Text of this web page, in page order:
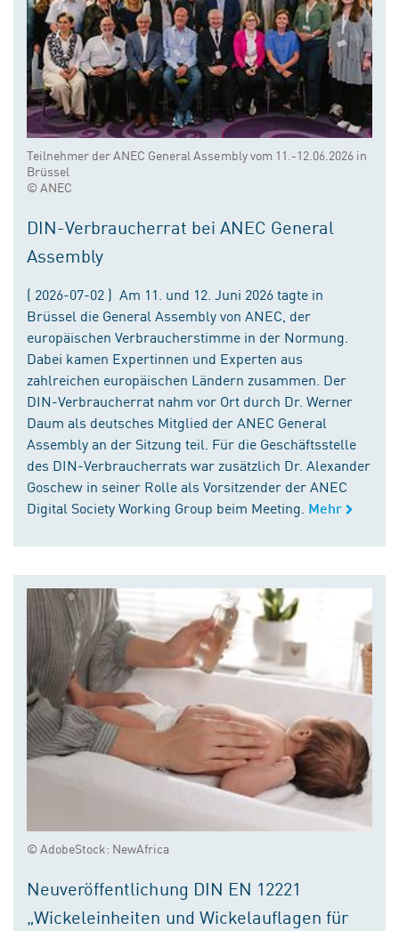
Teilnehmer der ANEC General Assembly vom 11.-12.06.2026 in
Brüssel
© ANEC
DIN-Verbraucherrat bei ANEC General
Assembly
( 2026-07-02 ) Am 11. und 12. Juni 2026 tagte in
Brüssel die General Assembly von ANEC, der
europäischen Verbraucherstimme in der Normung.
Dabei kamen Expertinnen und Experten aus
zahlreichen europäischen Ländern zusammen. Der
DIN-Verbraucherrat nahm vor Ort durch Dr. Werner
Daum als deutsches Mitglied der ANEC General
Assembly an der Sitzung teil. Für die Geschäftsstelle
des DIN-Verbraucherrats war zusätzlich Dr. Alexander
Goschew in seiner Rolle als Vorsitzender der ANEC
Digital Society Working Group beim Meeting. Mehr
© AdobeStock: NewAfrica
Neuveröffentlichung DIN EN 12221
„Wickeleinheiten und Wickelauflagen für